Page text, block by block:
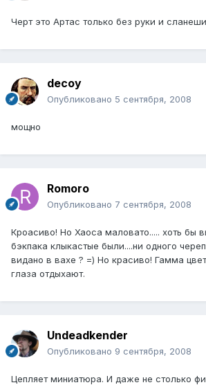
Черт это Артас только без руки и
decoy
Опубликовано 5 сентября, 2008
мощно
Romoro
Опубликовано 7 сентября, 2008
Кроасиво! Но Хаоса маловато..... хоть бы
бэкпака клыкастые были....ни одного
видано в вахе ? =) Но красиво! Гамма
глаза отдыхают.
Undeadkender
Опубликовано 9 сентября, 2008
Цепляет миниатюра. И даже не столько